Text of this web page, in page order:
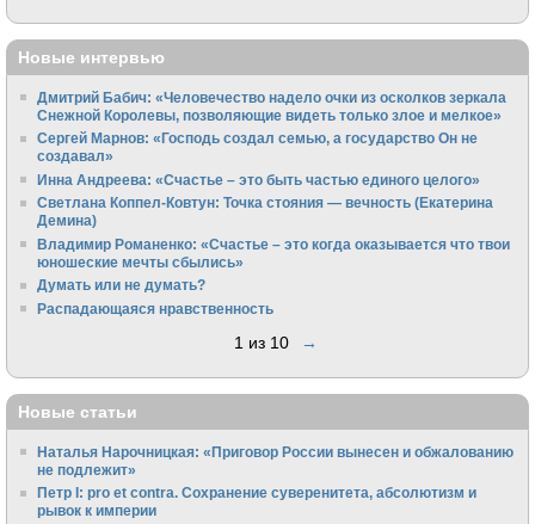
Новые интервью
Дмитрий Бабич: «Человечество надело очки из осколков зеркала
Снежной Королевы, позволяющие видеть только злое и мелкое»
Сергей Марнов: «Господь создал семью, а государство Он не
создавал»
Инна Андреева: «Счастье – это быть частью единого целого»
Светлана Коппел-Ковтун: Точка стояния — вечность (Екатерина
Демина)
Владимир Романенко: «Счастье – это когда оказывается что твои
юношеские мечты сбылись»
Думать или не думать?
Распадающаяся нравственность
1 из 10 →
Новые статьи
Наталья Нарочницкая: «Приговор России вынесен и обжалованию
не подлежит»
Петр I: pro et contra. Сохранение суверенитета, абсолютизм и
рывок к империи